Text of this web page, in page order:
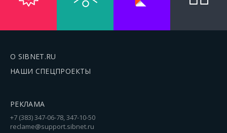
О SIBNET.RU
НАШИ СПЕЦПРОЕКТЫ
РЕКЛАМА
+7 (383) 347-06-78, 347-10-50
reclame@support.sibnet.ru